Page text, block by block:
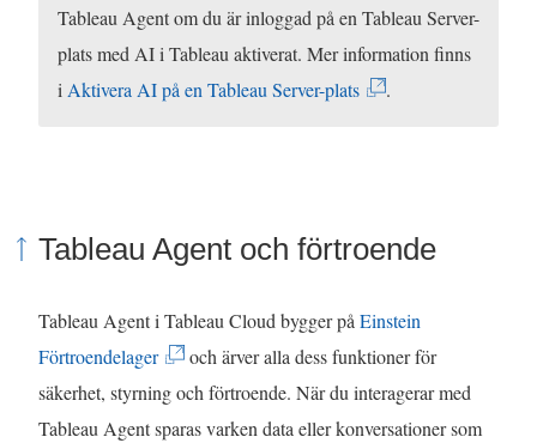
t
t
n
ö
n
k
e
n
Tableau Agent om du är inloggad på en Tableau Server-
plats med AI i Tableau aktiverat. Mer information finns
iAktivera AI på en Tableau Server-plats(
e
.
Tableau Agent och förtroende
Tableau Agent i Tableau Cloud bygger påEinstein
Förtroendelager(
L
ä
och ärver alla dess funktioner för
säkerhet, styrning och förtroende. När du interagerar med
Tableau Agent sparas varken data eller konversationer som